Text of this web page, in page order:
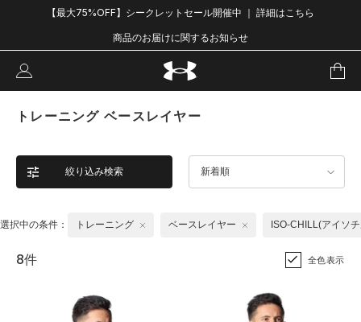
【最大75%OFF】シークレットセール開催中 ｜ 詳細はこちら
商品のお届けに関するお知らせ
トレーニング ベースレイヤー
絞り込み検索 新着順
選択中の条件： トレーニング ベースレイヤー ISO-CHILL(アイソ
8件 全色表示